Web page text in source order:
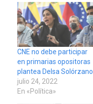
CNE no debe participar
en primarias opositoras
plantea Delsa Solórzano
julio 24, 2022
En «Política»